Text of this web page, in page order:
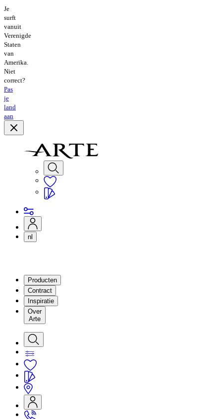
Je
surft
vanuit
Verenigde
Staten
van
Amerika.
Niet
correct?
Pas
je
land
aan
nl
Producten
Contract
Inspiratie
Over
Arte